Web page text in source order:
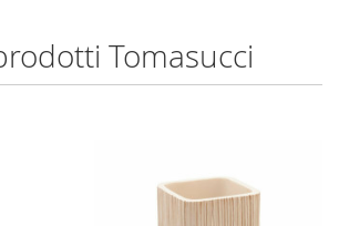
Tomasucci